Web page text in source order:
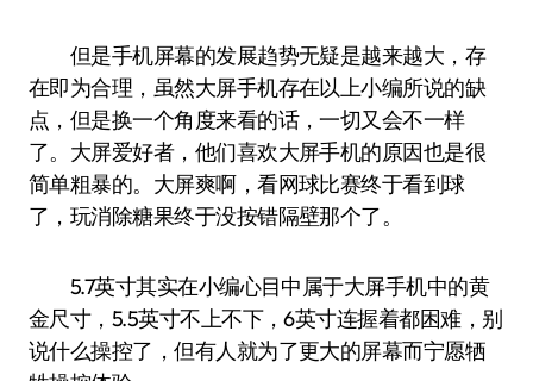
但是手机屏幕的发展趋势无疑是越来越大，存
在即为合理，虽然大屏手机存在以上小编所说的缺
点，但是换一个角度来看的话，一切又会不一样
了。大屏爱好者，他们喜欢大屏手机的原因也是很
简单粗暴的。大屏爽啊，看网球比赛终于看到球
了，玩消除糖果终于没按错隔壁那个了。
5.7英寸其实在小编心目中属于大屏手机中的黄
金尺寸，5.5英寸不上不下，6英寸连握着都困难，别
说什么操控了，但有人就为了更大的屏幕而宁愿牺